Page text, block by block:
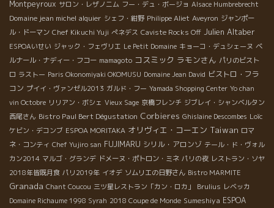
Montpeyroux サロン・レザノニム フー・デュ・ボージョ Alsace Humbrebrecht
Domaine jean michel alquier シェフ・紺野 Philippe Aliet Aveyron ジャンポー
ル・ドーマン Chef Kikuchi Yuji ぺネデス Caviste Rocks Off Julien Altaber
ESPOAいせい ジャック・フェヴリエ Le Petit Domaine キョーコ・デュシェーヌ ベ
ルナール・ナディー・フコー mamagoto コスミック ラモンさん パリのビスト
ロ ラストー Paris Okonomiyaki OKOMUSU Domaine Jean David ビストロ・フラ
コン プイイ・ヴァンゼル2013 ガルド・フー Yamada Shopping Center Yo chan
vin Octobre リリアン・ボシェ Vieux Sage 京橋フレンチ ジブレイ・シャンベルタン
西尾さん Bistro Paul Bert Dégustation Corbieres Ghislaine Descombes Loïc
ケビン・デコンブ ESPOA MORITAKA オリヴィエ・コーエン Taiwan ロマ
ネ・コンティ Chef Yujiro san FUJIMARU シリル・アロンゾ テール・ド・ヴォル
カン2014 マルゴ・グランデ ドメーヌ・ポトロン・ミネ パリの夜 レストラン・ソヤ
2018年皆既月食 パリ2019年 イオデ ソムリエの日野さん Bistro MARMITE
Granada Chant Coucou 三ツ星レストラン「カン・ロカ」 Brulius レベッカ
Domaine Richaume 1998 Syrah 2018 Coupe de Monde Sumeshiya ESPOA